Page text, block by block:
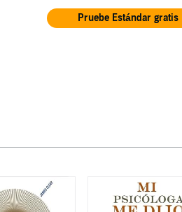
Pruebe Estándar gratis